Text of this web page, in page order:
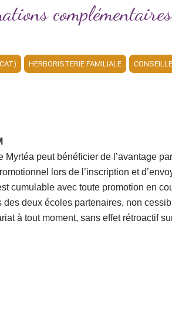
Myrtéa peut bénéficier de l’avantage
lors de l’inscription et
cumulable avec toute promotion en
deux écoles partenaires, non
à tout moment, sans effet rétroactif